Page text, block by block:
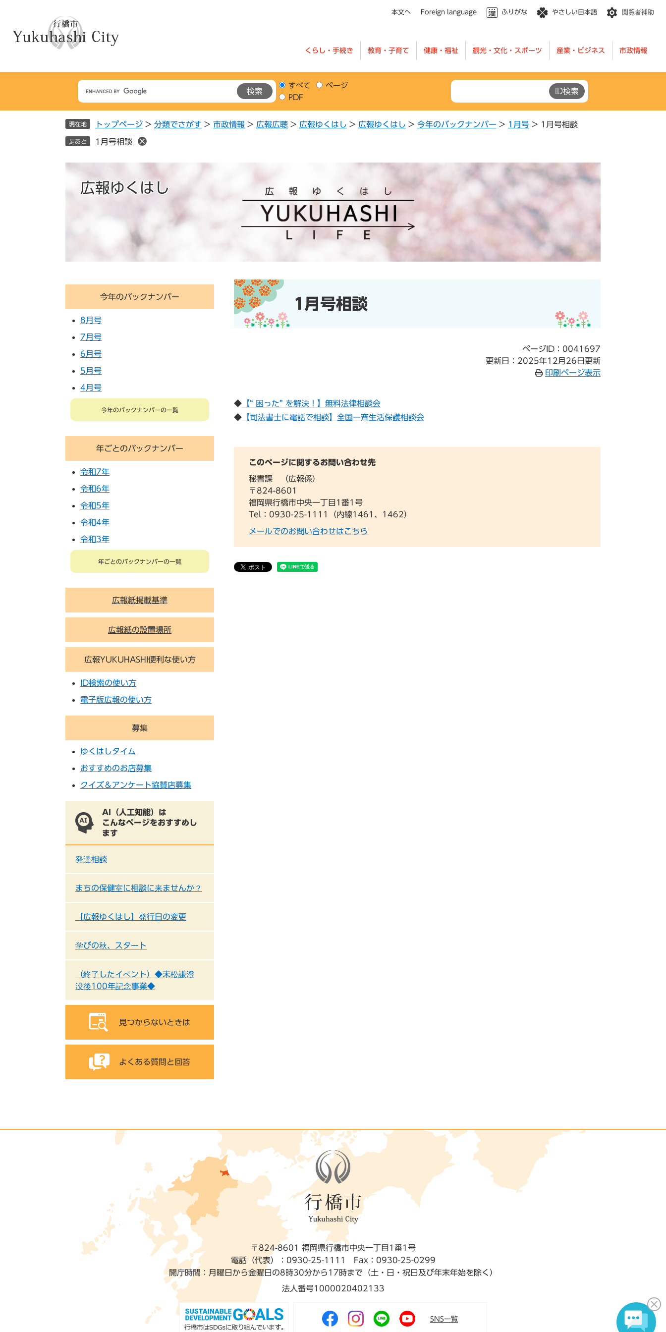
本
本文へ Foreign language ふりがな やさしい日本語 閲覧者補助
くらし・手続き 教育・子育て 健康・福祉 観光・文化・スポーツ 産業・ビジネス 市政情報
すべて
ページ
PDF
現在地 トップページ > 分類でさがす > 市政情報 > 広報広聴 > 広報ゆくはし > 広報ゆくはし > 今年のバックナンバー > 1月号 > 1月号相談
足あと 1月号相談
広報ゆくはし
今年のバックナンバー
8月号
7月号
6月号
5月号
4月号
今年のバックナンバーの一覧
年ごとのバックナンバー
令和7年
令和6年
令和5年
令和4年
令和3年
年ごとのバックナンバーの一覧
広報紙掲載基準
広報紙の設置場所
広報YUKUHASHI便利な使い方
ID検索の使い方
電子版広報の使い方
募集
ゆくはしタイム
おすすめのお店募集
クイズ＆アンケート協賛店募集
AI（人工知能）は
こんなページをおすすめし
ます
発達相談
まちの保健室に相談に来ませんか？
【広報ゆくはし】発行日の変更
学びの秋、スタート
（終了したイベント）◆末松謙澄
没後100年記念事業◆
見つからないときは
よくある質問と回答
本
文
1月号相談
ページID：0041697
更新日：2025年12月26日更新
印刷ページ表示
​◆ 【“ 困った” を解決！】無料法律相談会
​◆ 【司法書士に電話で相談】全国一斉生活保護相談会​
このページに関するお問い合わせ先
秘書課
広報係
〒824-8601
福岡県行橋市中央一丁目1番1号
Tel：0930-25-1111（内線1461、1462）
メールでのお問い合わせはこちら
〒824-8601 福岡県行橋市中央一丁目1番1号
電話（代表）：0930-25-1111
Fax：0930-25-0299
開庁時間：月曜日から金曜日の8時30分から17時まで（土・日・祝日及び年末年始を除く）
法人番号1000020402133
SNS一覧